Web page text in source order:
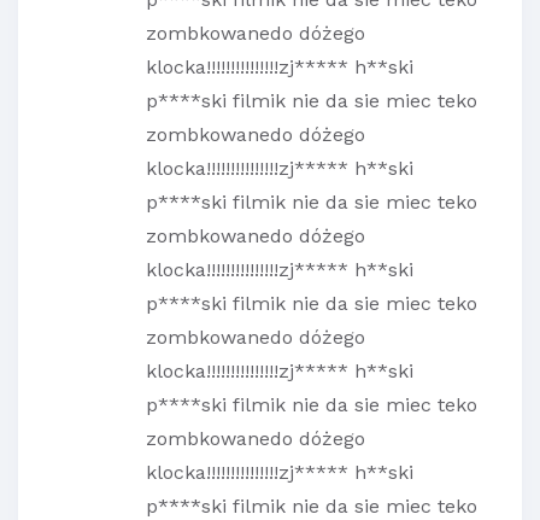
zombkowanedo dóżego
klocka!!!!!!!!!!!!!!!zj***** h**ski
p****ski filmik nie da sie miec teko
zombkowanedo dóżego
klocka!!!!!!!!!!!!!!!zj***** h**ski
p****ski filmik nie da sie miec teko
zombkowanedo dóżego
klocka!!!!!!!!!!!!!!!zj***** h**ski
p****ski filmik nie da sie miec teko
zombkowanedo dóżego
klocka!!!!!!!!!!!!!!!zj***** h**ski
p****ski filmik nie da sie miec teko
zombkowanedo dóżego
klocka!!!!!!!!!!!!!!!zj***** h**ski
p****ski filmik nie da sie miec teko